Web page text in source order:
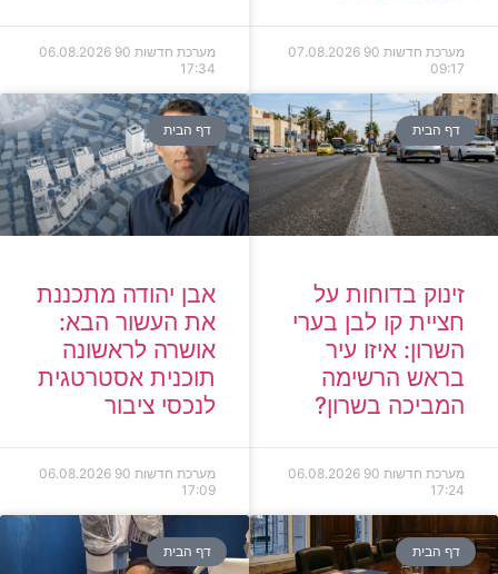
מערכת חדשות 90
07.08.2026
09:17
מערכת חדשות 90
06.08.2026
17:34
דף הבית
זינוק בדוחות על
חציית קו לבן בערי
השרון: איזו עיר
בראש הרשימה
המביכה בשרון?
מערכת חדשות 90
06.08.2026
17:24
דף הבית
אבן יהודה מתכננת
את העשור הבא:
אושרה לראשונה
תוכנית אסטרטגית
לנכסי ציבור
מערכת חדשות 90
06.08.2026
17:09
דף הבית דף הבית